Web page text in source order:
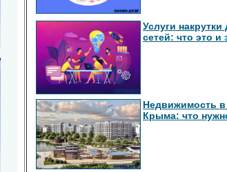
Услуги
сетей: что это
Недвижимость в
Крыма: что